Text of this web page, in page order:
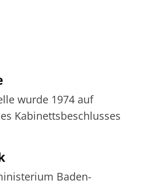
wurde 1974 auf
Kabinettsbeschlusses
Baden-